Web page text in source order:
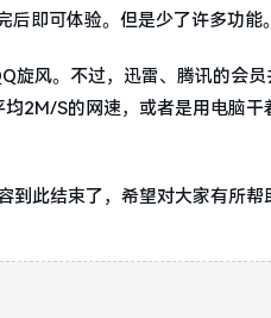
即可体验。但是少了许多功能
旋风。不过，迅雷、腾讯的会
2M/S的网速，或者是用电脑
此结束了，希望对大家有所帮